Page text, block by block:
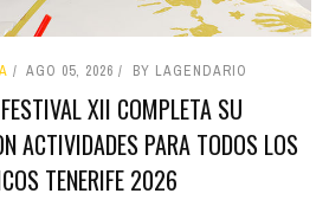
AGO 05, 2026 BY LAGENDARIO
XII COMPLETA SU
ACTIVIDADES PARA TODOS LOS
TENERIFE 2026